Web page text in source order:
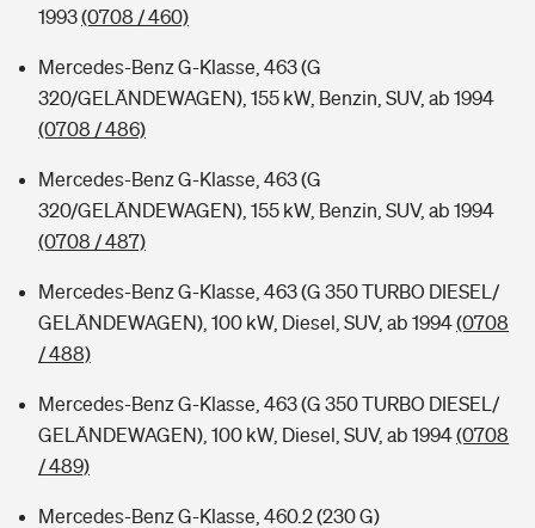
1993(0708 / 460)
Mercedes-Benz G-Klasse, 463 (G
320/GELÄNDEWAGEN), 155 kW, Benzin, SUV, ab 1994
(0708 / 486)
Mercedes-Benz G-Klasse, 463 (G
320/GELÄNDEWAGEN), 155 kW, Benzin, SUV, ab 1994
(0708 / 487)
Mercedes-Benz G-Klasse, 463 (G 350 TURBO DIESEL/
GELÄNDEWAGEN), 100 kW, Diesel, SUV, ab 1994(0708
/ 488)
Mercedes-Benz G-Klasse, 463 (G 350 TURBO DIESEL/
GELÄNDEWAGEN), 100 kW, Diesel, SUV, ab 1994(0708
/ 489)
Mercedes-Benz G-Klasse, 460.2 (230 G)